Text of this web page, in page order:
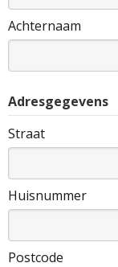
Achternaam
Adresgegevens
Straat
Huisnummer
Postcode